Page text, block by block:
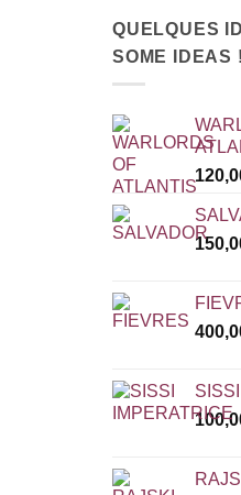
QUELQUES
SOME IDEAS !